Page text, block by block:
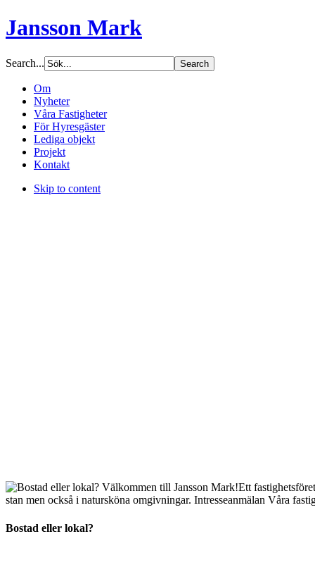
Jansson Mark
Search...
Om
Nyheter
Våra Fastigheter
För Hyresgäster
Lediga objekt
Projekt
Kontakt
Skip to content
Bostad eller lokal?